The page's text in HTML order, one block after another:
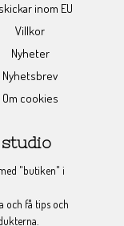
inom EU
Villkor
Nyheter
Nyhetsbrev
Om cookies
"butiken" i
och få tips och